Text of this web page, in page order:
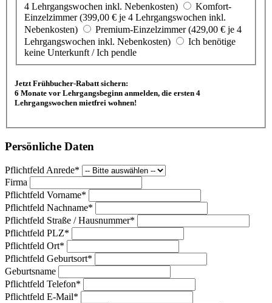
4 Lehrgangswochen inkl. Nebenkosten)
Komfort-
Einzelzimmer (399,00 € je 4 Lehrgangswochen inkl.
Nebenkosten)
Premium-Einzelzimmer (429,00 € je 4
Lehrgangswochen inkl. Nebenkosten)
Ich benötige
keine Unterkunft / Ich pendle
Jetzt Frühbucher-Rabatt sichern:
6 Monate vor Lehrgangsbeginn anmelden, die ersten 4
Lehrgangswochen mietfrei wohnen!
Persönliche Daten
Pflichtfeld Anrede*
Firma
Pflichtfeld Vorname*
Pflichtfeld Nachname*
Pflichtfeld Straße / Hausnummer*
Pflichtfeld PLZ*
Pflichtfeld Ort*
Pflichtfeld Geburtsort*
Geburtsname
Pflichtfeld Telefon*
Pflichtfeld E-Mail*